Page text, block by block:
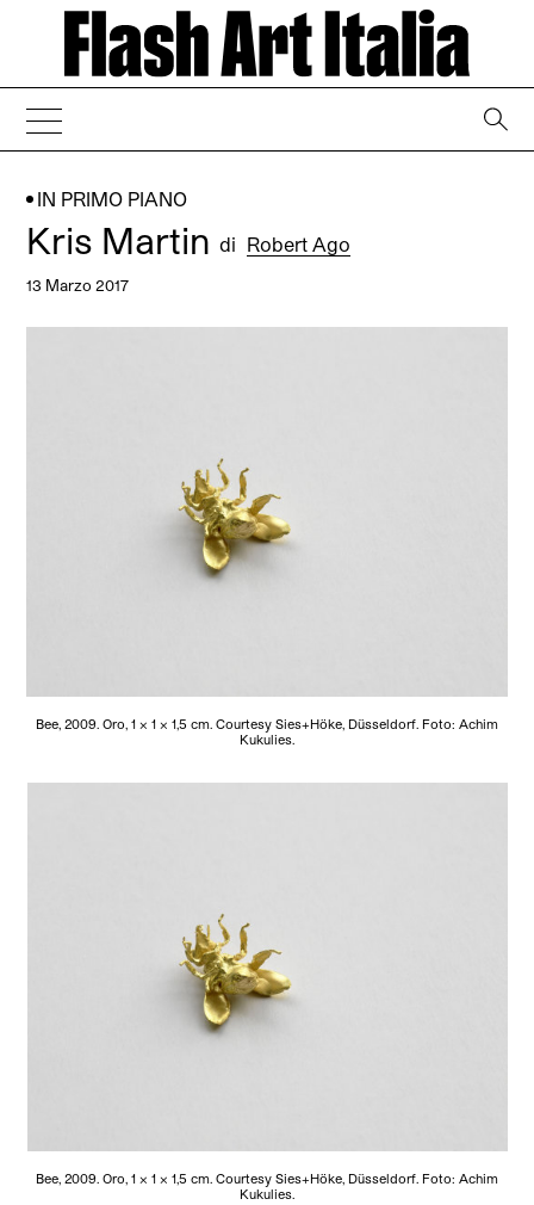
IN PRIMO PIANO
Kris Martindi Robert Ago
13 Marzo 2017
Bee, 2009. Oro, 1 x 1 x 1,5 cm. Courtesy Sies+Höke, Düsseldorf. Foto: Achim
Kukulies.
Bee, 2009. Oro, 1 x 1 x 1,5 cm. Courtesy Sies+Höke, Düsseldorf. Foto: Achim
Kukulies.